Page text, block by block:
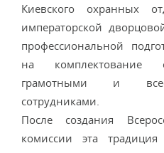
Киевского охранных
императорской
профессиональной
на комплектование
грамотными и
сотрудниками.
После создания
комиссии эта